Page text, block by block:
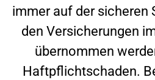
immer auf der sicheren
den Versicherungen
übernommen
Haftpflichtschaden.